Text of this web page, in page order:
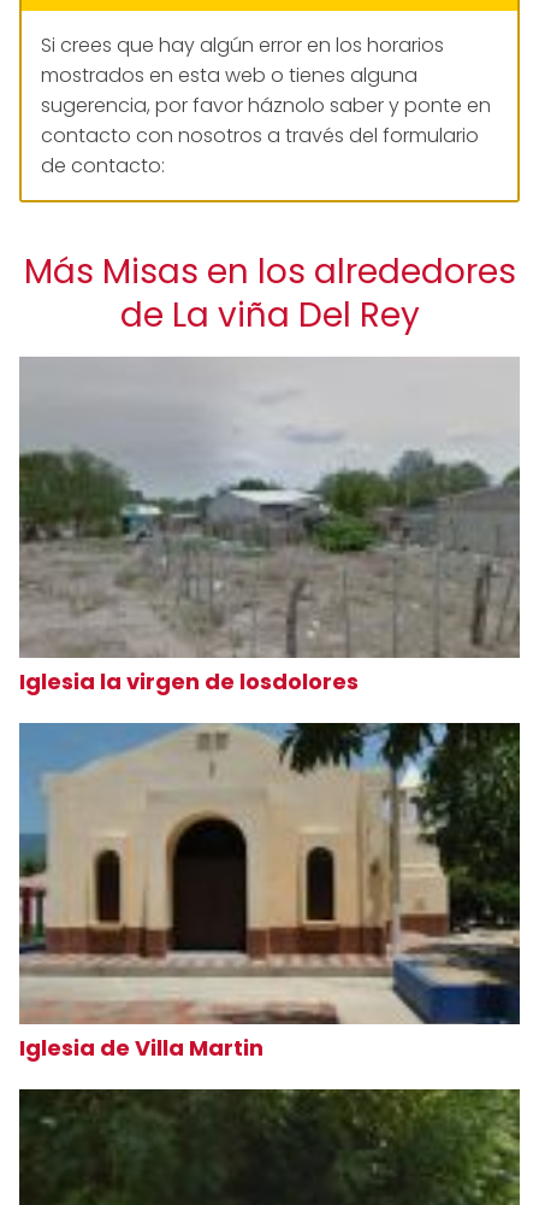
Si crees que hay algún error en los horarios
mostrados en esta web o tienes alguna
sugerencia, por favor háznolo saber y ponte en
contacto con nosotros a través del formulario
de contacto:
Más Misas en los alrededores
de La viña Del Rey
Iglesia la virgen de losdolores
Iglesia de Villa Martin